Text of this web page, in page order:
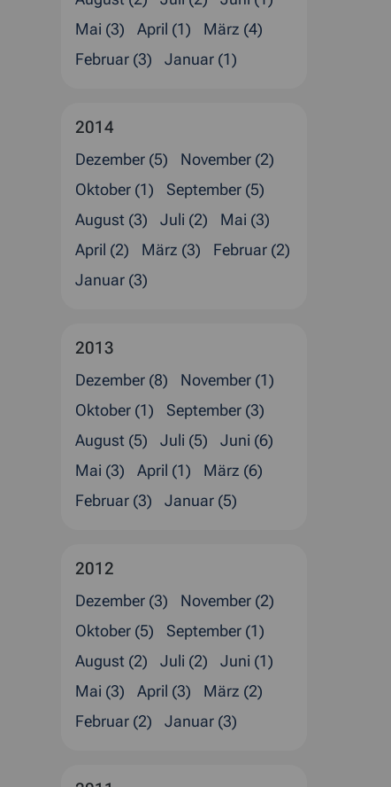
Mai (3)
April (1)
März (4)
Februar (3)
Januar (1)
2014
Dezember (5)
November (2)
Oktober (1)
September (5)
August (3)
Juli (2)
Mai (3)
April (2)
März (3)
Februar (2)
Januar (3)
2013
Dezember (8)
November (1)
Oktober (1)
September (3)
August (5)
Juli (5)
Juni (6)
Mai (3)
April (1)
März (6)
Februar (3)
Januar (5)
2012
Dezember (3)
November (2)
Oktober (5)
September (1)
August (2)
Juli (2)
Juni (1)
Mai (3)
April (3)
März (2)
Februar (2)
Januar (3)